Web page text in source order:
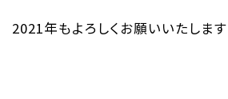
2021年もよろしくお願いいたします